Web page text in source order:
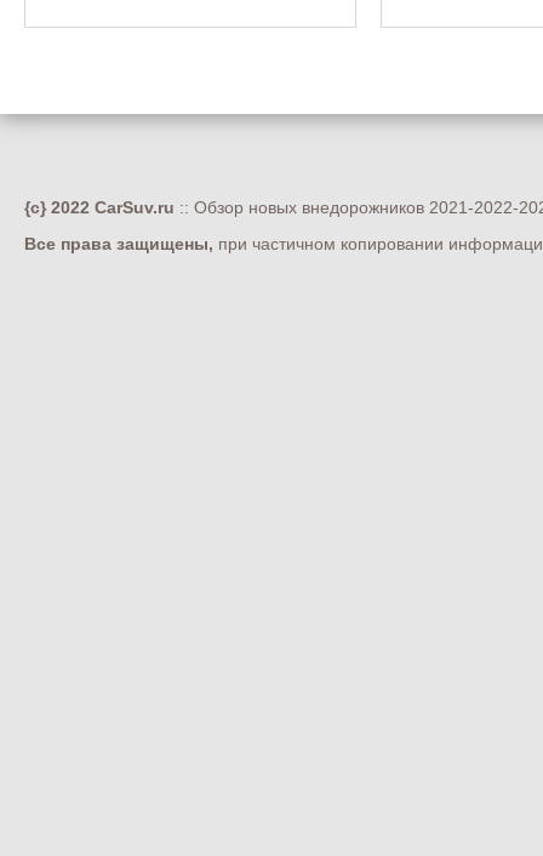
{c} 2022 CarSuv.ru :: Обзор новых внедорожников 2021-2022-
Все права защищены, при частичном копировании